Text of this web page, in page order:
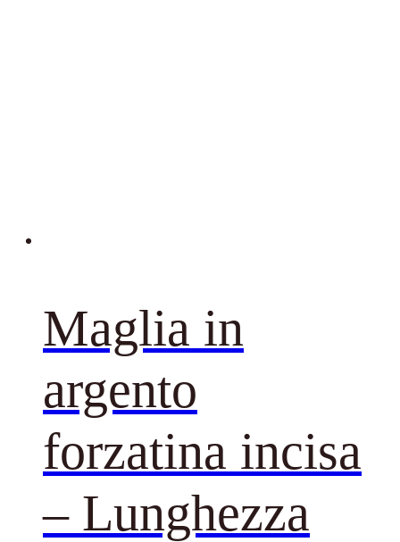
Maglia in
argento
forzatina incisa
– Lunghezza